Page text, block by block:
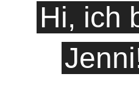
Hi, ich